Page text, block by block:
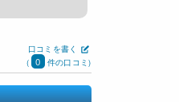
口コミを書く
(
0 件の口コミ)